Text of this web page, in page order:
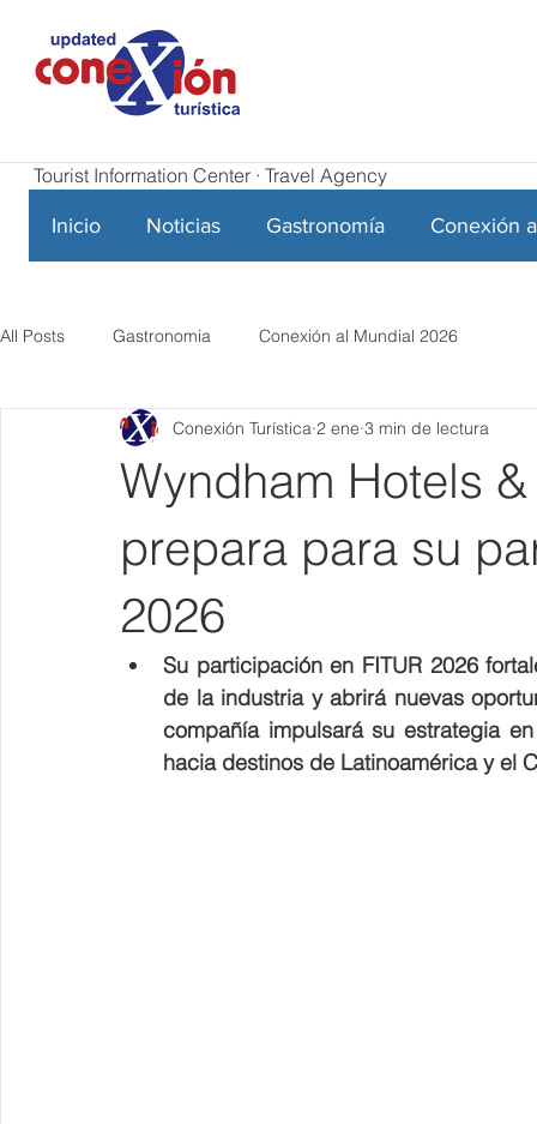
Tourist Information Center · Travel Agency
Inicio Noticias Gastronomía Conexión
All Posts Gastronomia Conexión al Mundial 2026
Wyndham Hotels
prepara para su
2026
Conexión Turística 2 ene 3 min de lectura
Su participación en FITUR 2026
de la industria y abrirá nuevas
compañía impulsará su estrategia
hacia destinos de Latinoamérica y el